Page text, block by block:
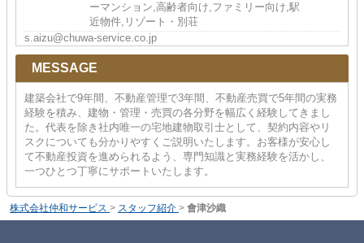
ーマンション,高齢者向け,ファミリー向け,駅
近物件,リゾート・別荘
s.aizu@chuwa-service.co.jp
MESSAGE
建築会社で9年間、不動産管理で3年間、不動産売買で5年間の実務
経験を積み、建物・管理・売買の各分野を幅広く経験してきまし
た。代表を除き社内唯一の宅地建物取引士として、契約内容やリ
スクについても分かりやすくご説明いたします。お客様が安心し
て不動産投資を進められるよう、専門知識と実務経験を活かし、
一つひとつ丁寧にサポートいたします。
株式会社仲和サービス > スタッフ紹介 > 會津沙織